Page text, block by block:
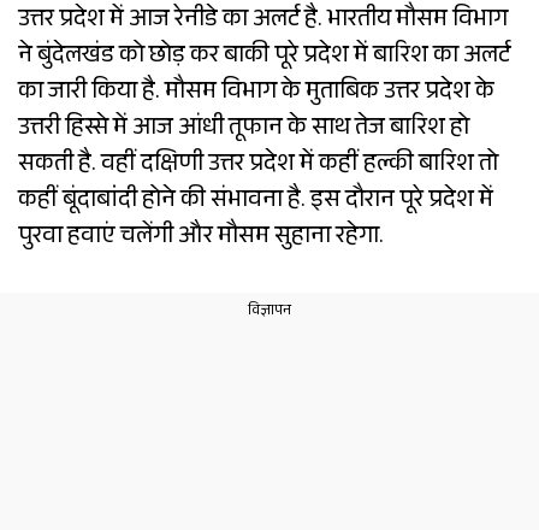
उत्तर प्रदेश में आज रेनीडे का अलर्ट है. भारतीय मौसम विभाग
ने बुंदेलखंड को छोड़ कर बाकी पूरे प्रदेश में बारिश का अलर्ट
का जारी किया है. मौसम विभाग के मुताबिक उत्तर प्रदेश के
उत्तरी हिस्से में आज आंधी तूफान के साथ तेज बारिश हो
सकती है. वहीं दक्षिणी उत्तर प्रदेश में कहीं हल्की बारिश तो
कहीं बूंदाबांदी होने की संभावना है. इस दौरान पूरे प्रदेश में
पुरवा हवाएं चलेंगी और मौसम सुहाना रहेगा.